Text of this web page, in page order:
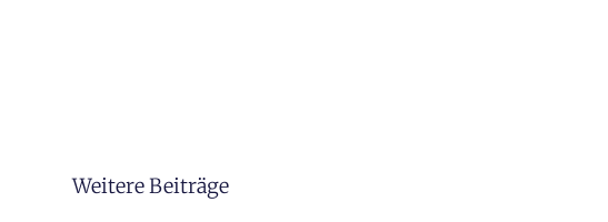
Weitere Beiträge